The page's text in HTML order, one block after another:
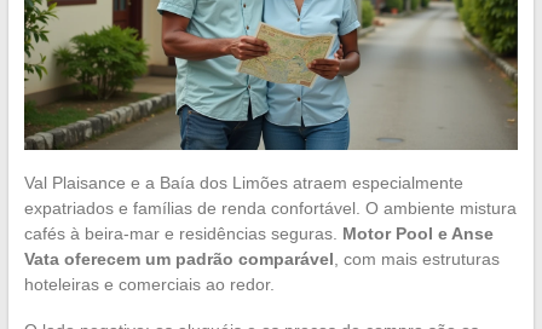
Val Plaisance e a Baía dos Limões atraem especialmente
expatriados e famílias de renda confortável. O ambiente mistura
cafés à beira-mar e residências seguras. Motor Pool e Anse
Vata oferecem um padrão comparável , com mais estruturas
hoteleiras e comerciais ao redor.